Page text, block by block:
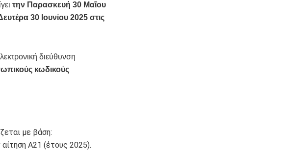
την Παρασκευή 30 Μαΐου
30 Ιουνίου 2025 στις
διεύθυνση
κωδικούς
με βάση:
Α21 (έτους 2025).